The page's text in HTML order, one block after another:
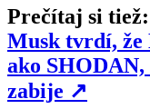
Prečítaj si tiež:
Musk tvrdí, že
ako SHODAN,
zabije ↗